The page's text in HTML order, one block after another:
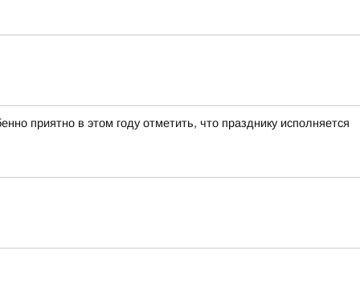
приятно в этом году отметить, что празднику исполняется